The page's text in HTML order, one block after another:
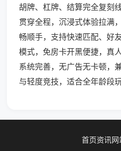
胡牌、杠牌、结算完全复刻
贯穿全程，沉浸式体验拉满
畅顺手，支持快速匹配、好
模式，免房卡开黑便捷，真
系统完善，无广告无卡顿，
与轻度竞技，适合全年龄段
首页资讯